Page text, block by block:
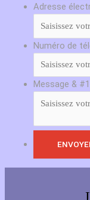
Adresse
Numéro de
Message &